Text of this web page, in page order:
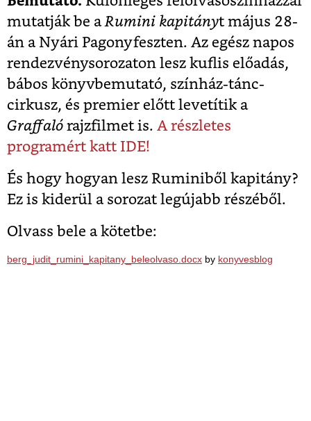
mutatják be aRumini kapitányt május 28-
án a Nyári Pagonyfeszten. Az egész napos
rendezvénysorozaton lesz kuflis előadás,
bábos könyvbemutató, színház-tánc-
cirkusz, és premier előtt levetítik a
Graffaló rajzfilmet is. A részletes
programért katt IDE!
És hogy hogyan lesz Ruminiből kapitány?
Ez is kiderül a sorozat legújabb részéből.
Olvass bele a kötetbe:
berg_judit_rumini_kapitany_beleolvaso.docx by konyvesblog